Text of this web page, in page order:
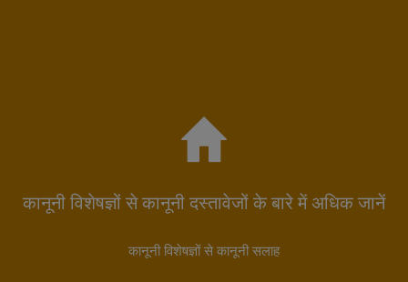
कानूनी विशेषज्ञों से कानूनी दस्तावेजों के बारे में अधिक जानें
कानूनी विशेषज्ञों से कानूनी सलाह